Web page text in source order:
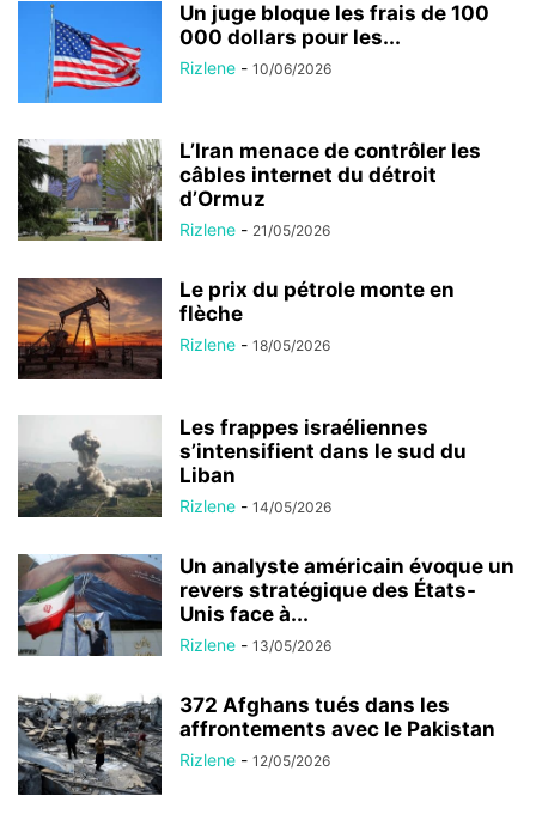
Un juge bloque les frais de 100
000 dollars pour les...
Rizlene - 10/06/2026
L’Iran menace de contrôler les
câbles internet du détroit
d’Ormuz
Rizlene - 21/05/2026
Le prix du pétrole monte en
flèche
Rizlene - 18/05/2026
Les frappes israéliennes
s’intensifient dans le sud du
Liban
Rizlene - 14/05/2026
Un analyste américain évoque un
revers stratégique des États-
Unis face à...
Rizlene - 13/05/2026
372 Afghans tués dans les
affrontements avec le Pakistan
Rizlene - 12/05/2026